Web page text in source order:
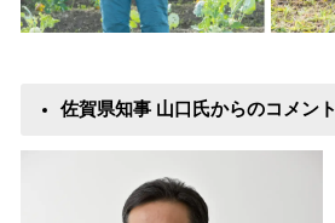
佐賀県知事 山口氏からのコメント